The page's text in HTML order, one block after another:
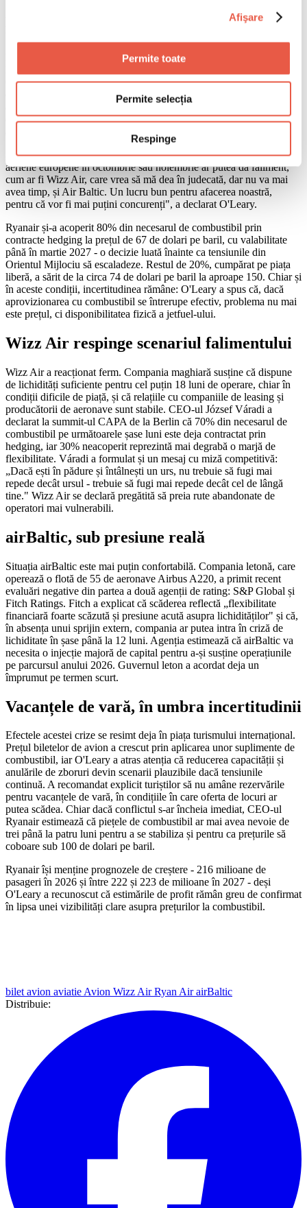
Afişare
Permite toate
Permite selecția
Respinge
„Vor da faliment înainte să aibă timp să
Declarațiile lui O'Leary au fost publicate inițial de cotidianul italian
Contextul este următorul: Ryanair a plătit deja cu 50 de milioane de
dolari mai mult pentru combustibil în luna aprilie față de perioadele
anterioare conflictului. Dacă prețul petrolului rămâne la circa 150 de
dolari pe baril, compania estimează că surplusul de costuri ar putea
„Dacă petrolul rămâne la aceste niveluri, două sau trei companii
aeriene europene în octombrie sau noiembrie ar putea da faliment,
cum ar fi Wizz Air, care vrea să mă dea în judecată, dar nu va mai
avea timp, și Air Baltic. Un lucru bun pentru afacerea noastră,
pentru că vor fi mai puțini concurenți", a declarat O'Leary.
Ryanair și-a acoperit 80% din necesarul de combustibil prin
contracte hedging la prețul de 67 de dolari pe baril, cu valabilitate
până în martie 2027 - o decizie luată înainte ca tensiunile din
Orientul Mijlociu să escaladeze. Restul de 20%, cumpărat pe piața
liberă, a sărit de la circa 74 de dolari pe baril la aproape 150. Chiar și
în aceste condiții, incertitudinea rămâne: O'Leary a spus că, dacă
aprovizionarea cu combustibil se întrerupe efectiv, problema nu mai
este prețul, ci disponibilitatea fizică a jetfuel-ului.
Wizz Air respinge scenariul falimentului
Wizz Air a reacționat ferm. Compania maghiară susține că dispune
de lichidități suficiente pentru cel puțin 18 luni de operare, chiar în
condiții dificile de piață, și că relațiile cu companiile de leasing și
producătorii de aeronave sunt stabile. CEO-ul József Váradi a
declarat la summit-ul CAPA de la Berlin că 70% din necesarul de
combustibil pe următoarele șase luni este deja contractat prin
hedging, iar 30% neacoperit reprezintă mai degrabă o marjă de
flexibilitate. Váradi a formulat și un mesaj cu miză competitivă:
„Dacă ești în pădure și întâlnești un urs, nu trebuie să fugi mai
repede decât ursul - trebuie să fugi mai repede decât cel de lângă
tine." Wizz Air se declară pregătită să preia rute abandonate de
operatori mai vulnerabili.
airBaltic, sub presiune reală
Situația airBaltic este mai puțin confortabilă. Compania letonă, care
operează o flotă de 55 de aeronave Airbus A220, a primit recent
evaluări negative din partea a două agenții de rating: S&P Global și
Fitch Ratings. Fitch a explicat că scăderea reflectă „flexibilitate
financiară foarte scăzută și presiune acută asupra lichidităților" și că,
în absența unui sprijin extern, compania ar putea intra în criză de
lichiditate în șase până la 12 luni. Agenția estimează că airBaltic va
necesita o injecție majoră de capital pentru a-și susține operațiunile
pe parcursul anului 2026. Guvernul leton a acordat deja un
împrumut pe termen scurt.
Vacanțele de vară, în umbra incertitudinii
Efectele acestei crize se resimt deja în piața turismului internațional.
Prețul biletelor de avion a crescut prin aplicarea unor suplimente de
combustibil, iar O'Leary a atras atenția că reducerea capacității și
anulările de zboruri devin scenarii plauzibile dacă tensiunile
continuă. A recomandat explicit turiștilor să nu amâne rezervările
pentru vacanțele de vară, în condițiile în care oferta de locuri ar
putea scădea. Chiar dacă conflictul s-ar încheia imediat, CEO-ul
Ryanair estimează că piețele de combustibil ar mai avea nevoie de
trei până la patru luni pentru a se stabiliza și pentru ca prețurile să
coboare sub 100 de dolari pe baril.
Ryanair își menține prognozele de creștere - 216 milioane de
pasageri în 2026 și între 222 și 223 de milioane în 2027 - deși
O'Leary a recunoscut că estimările de profit rămân greu de confirmat
în lipsa unei vizibilități clare asupra prețurilor la combustibil.
bilet avion aviatieAvion Wizz AirRyan AirairBaltic
Distribuie: